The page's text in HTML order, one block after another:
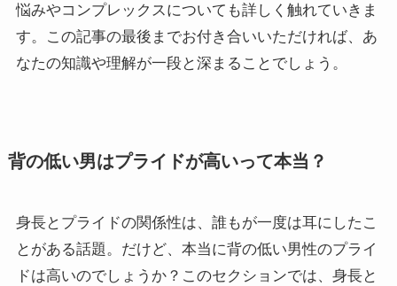
悩みやコンプレックスについても詳しく触れていきま
す。この記事の最後までお付き合いいただければ、あ
なたの知識や理解が一段と深まることでしょう。
背の低い男はプライドが高いって本当？
身長とプライドの関係性は、誰もが一度は耳にしたこ
とがある話題。だけど、本当に背の低い男性のプライ
ドは高いのでしょうか？このセクションでは、身長と